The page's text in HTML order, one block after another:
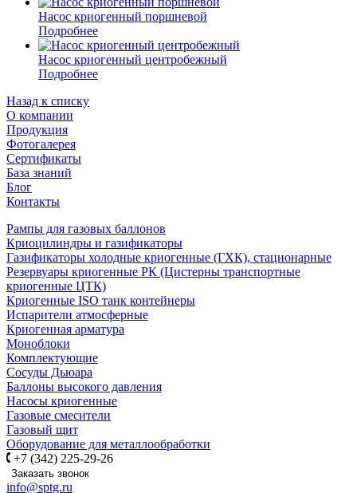
Насос криогенный поршневой
Подробнее
Насос криогенный центробежный
Подробнее
Назад к списку
О компании
Продукция
Фотогалерея
Сертификаты
База знаний
Блог
Контакты
Рампы для газовых баллонов
Криоцилиндры и газификаторы
Газификаторы холодные криогенные (ГХК), стационарные
Резервуары криогенные РК (Цистерны транспортные
криогенные ЦТК)
Криогенные ISO танк контейнеры
Испарители атмосферные
Криогенная арматура
Моноблоки
Комплектующие
Сосуды Дьюара
Баллоны высокого давления
Насосы криогенные
Газовые смесители
Газовый щит
Оборудование для металлообработки
+7 (342) 225-29-26
Заказать звонок
info@sptg.ru